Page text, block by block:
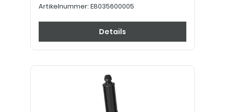
Artikelnummer: E8035600005
Details